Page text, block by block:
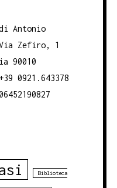
Antonio
Zefiro, 1
90010
0921.643378
Biblioteca